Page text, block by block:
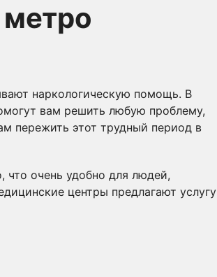
наркологическую помощь. В
вам решить любую проблему,
пережить этот трудный период в
что очень удобно для людей,
центры предлагают услугу